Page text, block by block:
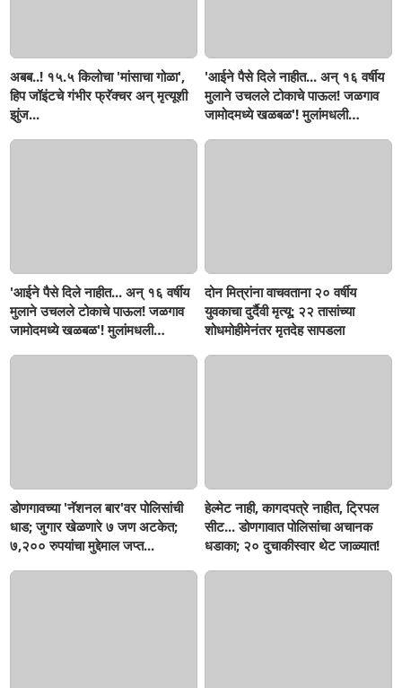
अबब..! १५.५ किलोचा 'मांसाचा गोळा',
हिप जॉइंटचे गंभीर फ्रॅक्चर अन् मृत्यूशी
झुंज...
'आईने पैसे दिले नाहीत... अन् १६ वर्षीय
मुलाने उचलले टोकाचे पाऊल! जळगाव
जामोदमध्ये खळबळ'! मुलांमधली
'आईने पैसे दिले नाहीत... अन् १६ वर्षीय
मुलाने उचलले टोकाचे पाऊल! जळगाव
जामोदमध्ये खळबळ'! मुलांमधली
दोन मित्रांना वाचवताना २० वर्षीय
युवकाचा दुर्दैवी मृत्यू; २२ तासांच्या
शोधमोहीमेनंतर मृतदेह सापडला
डोणगावच्या 'नॅशनल बार'वर पोलिसांची
धाड; जुगार खेळणारे ७ जण अटकेत;
७,२०० रुपयांचा मुद्देमाल जप्त...
हेल्मेट नाही, कागदपत्रे नाहीत, ट्रिपल
सीट... डोणगावात पोलिसांचा अचानक
धडाका; २० दुचाकीस्वार थेट जाळ्यात!